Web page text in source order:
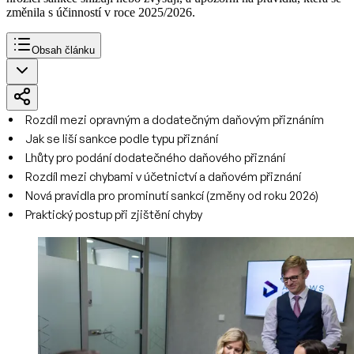
změnila s účinností v roce 2025/2026.
Obsah článku
Rozdíl mezi opravným a dodatečným daňovým přiznáním
Jak se liší sankce podle typu přiznání
Lhůty pro podání dodatečného daňového přiznání
Rozdíl mezi chybami v účetnictví a daňovém přiznání
Nová pravidla pro prominutí sankcí (změny od roku 2026)
Praktický postup při zjištění chyby